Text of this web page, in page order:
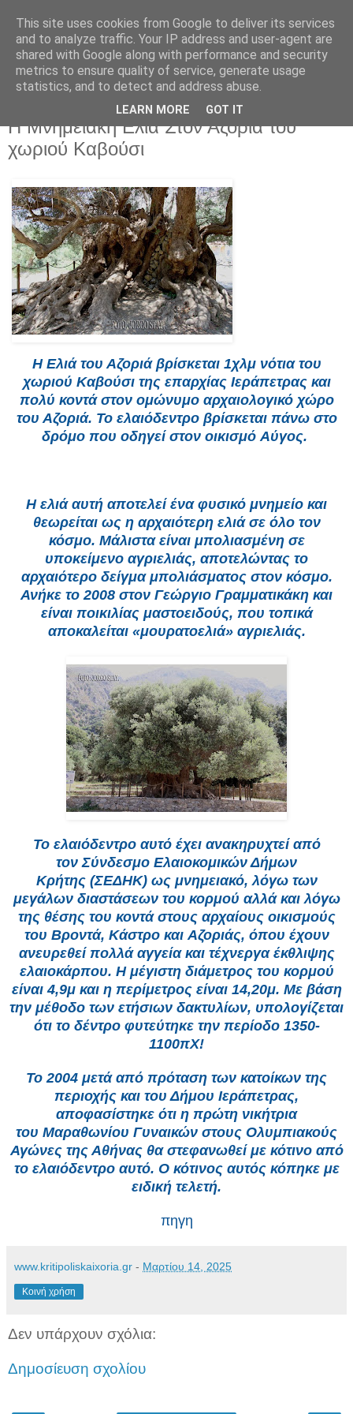
Παρασκευή 14 Μαρτίου 2025
Η Μνημειακή Ελιά Στον Αζοριά του
χωριού Καβούσι
Η Ελιά του Αζοριά βρίσκεται 1χλμ νότια του
χωριού Καβούσι της επαρχίας Ιεράπετρας και
πολύ κοντά στον ομώνυμο αρχαιολογικό χώρο
του Αζοριά. Το ελαιόδεντρο βρίσκεται πάνω στο
δρόμο που οδηγεί στον οικισμό Αύγος.
Η ελιά αυτή αποτελεί ένα φυσικό μνημείο και
θεωρείται ως η αρχαιότερη ελιά σε όλο τον
κόσμο. Μάλιστα είναι μπολιασμένη σε
υποκείμενο αγριελιάς, αποτελώντας το
αρχαιότερο δείγμα μπολιάσματος στον κόσμο.
Ανήκε το 2008 στον Γεώργιο Γραμματικάκη και
είναι ποικιλίας μαστοειδούς, που τοπικά
αποκαλείται «μουρατοελιά» αγριελιάς.
Το ελαιόδεντρο αυτό έχει ανακηρυχτεί από
τον Σύνδεσμο Ελαιοκομικών Δήμων
Κρήτης (ΣΕΔΗΚ) ως μνημειακό, λόγω των
μεγάλων διαστάσεων του κορμού αλλά και λόγω
της θέσης του κοντά στους αρχαίους οικισμούς
του Βροντά, Κάστρο και Αζοριάς, όπου έχουν
ανευρεθεί πολλά αγγεία και τέχνεργα έκθλιψης
ελαιοκάρπου. Η μέγιστη διάμετρος του κορμού
είναι 4,9μ και η περίμετρος είναι 14,20μ. Με βάση
την μέθοδο των ετήσιων δακτυλίων, υπολογίζεται
ότι το δέντρο φυτεύτηκε την περίοδο 1350-
1100πΧ!
Το 2004 μετά από πρόταση των κατοίκων της
περιοχής και του Δήμου Ιεράπετρας,
αποφασίστηκε ότι η πρώτη νικήτρια
του Μαραθωνίου Γυναικών στους Ολυμπιακούς
Αγώνες της Αθήνας θα στεφανωθεί με κότινο από
το ελαιόδεντρο αυτό. Ο κότινος αυτός κόπηκε με
ειδική τελετή.
πηγη
www.kritipoliskaixoria.gr - Μαρτίου 14, 2025
Κοινή χρήση
Δεν υπάρχουν σχόλια:
Δημοσίευση σχολίου
This site uses cookies from Google to deliver its services
and to analyze traffic. Your IP address and user-agent are
shared with Google along with performance and security
metrics to ensure quality of service, generate usage
statistics, and to detect and address abuse.
LEARN MORE GOT IT